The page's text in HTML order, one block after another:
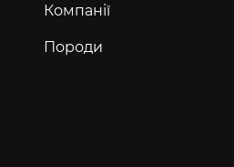
Компанії
Породи